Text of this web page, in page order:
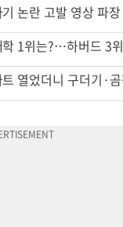
논란 고발 영상 파장
학 1위는?…하버드 3위